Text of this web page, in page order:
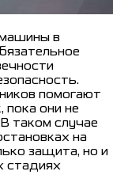
в
помогают
пока они не
таком случае
на
защита, но и
стадиях